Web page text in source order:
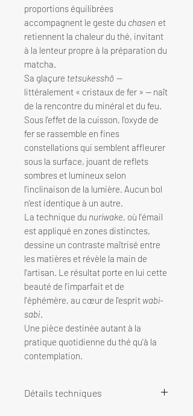
proportions équilibrées
accompagnent le geste du chasen et
retiennent la chaleur du thé, invitant
à la lenteur propre à la préparation du
matcha.
Sa glaçure tetsukesshō —
littéralement « cristaux de fer » — naît
de la rencontre du minéral et du feu.
Sous l'effet de la cuisson, l'oxyde de
fer se rassemble en fines
constellations qui semblent affleurer
sous la surface, jouant de reflets
sombres et lumineux selon
l'inclinaison de la lumière. Aucun bol
n'est identique à un autre.
La technique du nuriwake, où l'émail
est appliqué en zones distinctes,
dessine un contraste maîtrisé entre
les matières et révèle la main de
l'artisan. Le résultat porte en lui cette
beauté de l'imparfait et de
l'éphémère, au cœur de l'esprit wabi-
sabi.
Une pièce destinée autant à la
pratique quotidienne du thé qu'à la
contemplation.
Détails techniques